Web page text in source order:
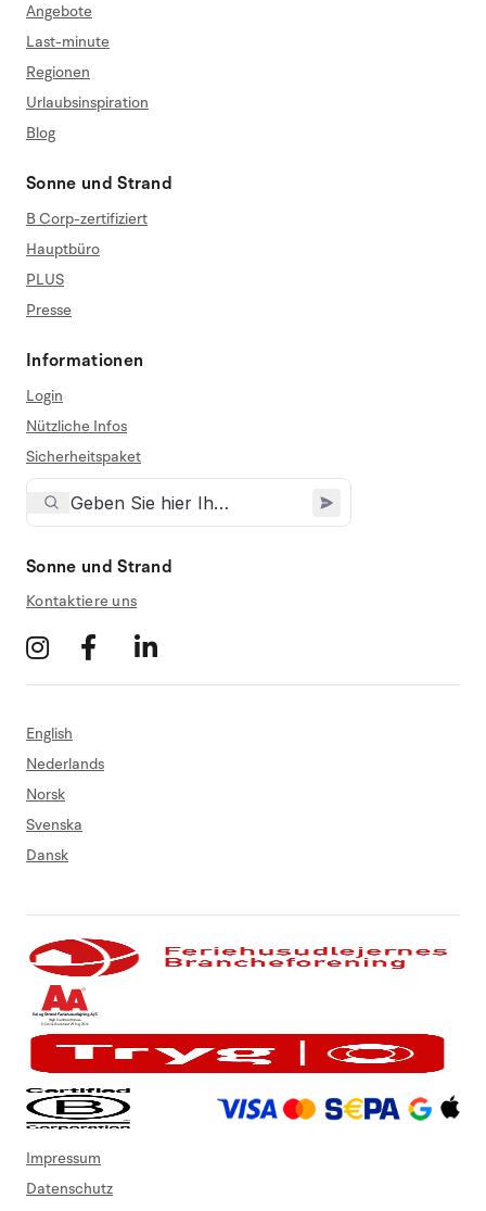
Angebote
Last-minute
Regionen
Urlaubsinspiration
Blog
Sonne und Strand
B Corp-zertifiziert
Hauptbüro
PLUS
Presse
Informationen
Login
Nützliche Infos
Sicherheitspaket
Sonne und Strand
Kontaktiere uns
English
Nederlands
Norsk
Svenska
Dansk
Impressum
Datenschutz